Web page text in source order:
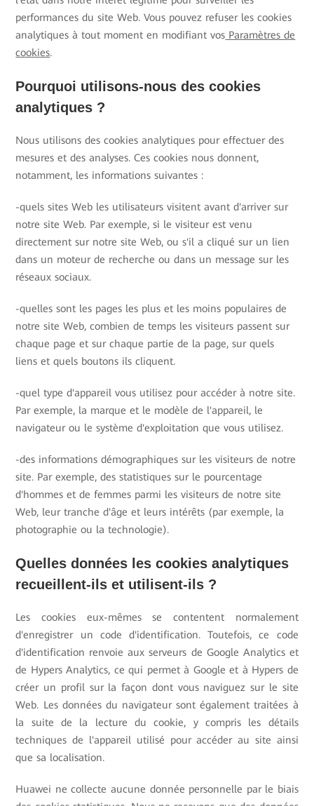
performances du site Web. Vous pouvez refuser les cookies
analytiques à tout moment en modifiant vos Paramètres de
cookies.
Pourquoi utilisons-nous des cookies
analytiques ?
Nous utilisons des cookies analytiques pour effectuer des
mesures et des analyses. Ces cookies nous donnent,
notamment, les informations suivantes :
-quels sites Web les utilisateurs visitent avant d'arriver sur
notre site Web. Par exemple, si le visiteur est venu
directement sur notre site Web, ou s'il a cliqué sur un lien
dans un moteur de recherche ou dans un message sur les
réseaux sociaux.
-quelles sont les pages les plus et les moins populaires de
notre site Web, combien de temps les visiteurs passent sur
chaque page et sur chaque partie de la page, sur quels
liens et quels boutons ils cliquent.
-quel type d'appareil vous utilisez pour accéder à notre site.
Par exemple, la marque et le modèle de l'appareil, le
navigateur ou le système d'exploitation que vous utilisez.
-des informations démographiques sur les visiteurs de notre
site. Par exemple, des statistiques sur le pourcentage
d'hommes et de femmes parmi les visiteurs de notre site
Web, leur tranche d'âge et leurs intérêts (par exemple, la
photographie ou la technologie).
Quelles données les cookies analytiques
recueillent-ils et utilisent-ils ?
Les cookies eux-mêmes se contentent normalement
d'enregistrer un code d'identification. Toutefois, ce code
d'identification renvoie aux serveurs de Google Analytics et
de Hypers Analytics, ce qui permet à Google et à Hypers de
créer un profil sur la façon dont vous naviguez sur le site
Web. Les données du navigateur sont également traitées à
la suite de la lecture du cookie, y compris les détails
techniques de l'appareil utilisé pour accéder au site ainsi
que sa localisation.
Huawei ne collecte aucune donnée personnelle par le biais